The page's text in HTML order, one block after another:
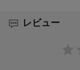
レビュー